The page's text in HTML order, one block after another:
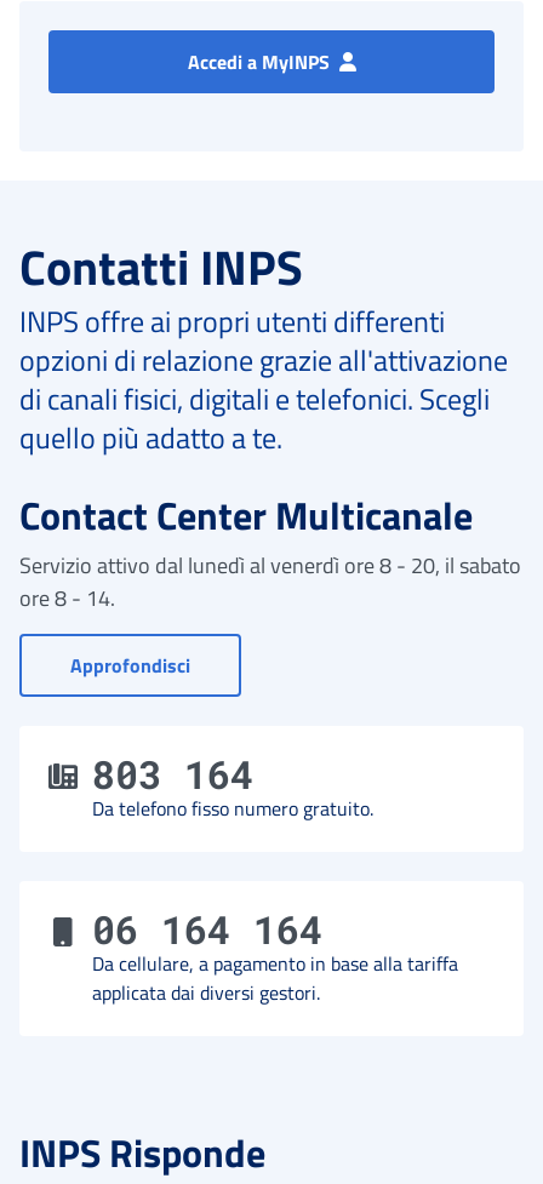
Accedi a MyINPS
Contatti INPS
INPS offre ai propri utenti differenti
opzioni di relazione grazie all'attivazione
di canali fisici, digitali e telefonici. Scegli
quello più adatto a te.
Contact Center Multicanale
Servizio attivo dal lunedì al venerdì ore 8 - 20, il sabato
ore 8 - 14.
Approfondisci- Vai a Contact Center
803 164
Da telefono fisso numero gratuito.
06 164 164
Da cellulare, a pagamento in base alla tariffa
applicata dai diversi gestori.
INPS Risponde